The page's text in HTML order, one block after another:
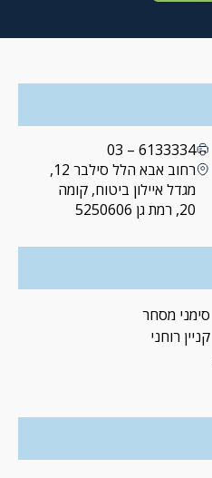
6133334 – 03
רחוב אבא הלל סילבר 12,
מגדל איילון ביטוח, קומה
20, רמת גן 5250606
סימני מסחר
קניין רוחני